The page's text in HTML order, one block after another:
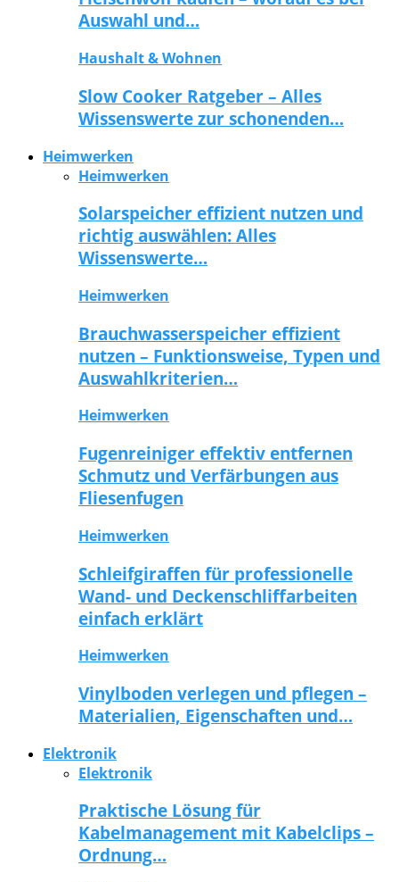
Auswahl und…
Haushalt & Wohnen
Slow Cooker Ratgeber – Alles
Wissenswerte zur schonenden…
Heimwerken
Heimwerken
Solarspeicher effizient nutzen und
richtig auswählen: Alles
Wissenswerte…
Heimwerken
Brauchwasserspeicher effizient
nutzen – Funktionsweise, Typen und
Auswahlkriterien…
Heimwerken
Fugenreiniger effektiv entfernen
Schmutz und Verfärbungen aus
Fliesenfugen
Heimwerken
Schleifgiraffen für professionelle
Wand- und Deckenschliffarbeiten
einfach erklärt
Heimwerken
Vinylboden verlegen und pflegen –
Materialien, Eigenschaften und…
Elektronik
Elektronik
Praktische Lösung für
Kabelmanagement mit Kabelclips –
Ordnung…